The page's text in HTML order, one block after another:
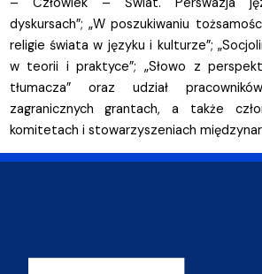
dyskursach”; „W poszukiwaniu
religie świata w języku i kulturze”;
w teorii i praktyce”; „Słowo z
tłumacza” oraz udział
zagranicznych grantach, a także
komitetach i stowarzyszeniach
Adres Wydziału